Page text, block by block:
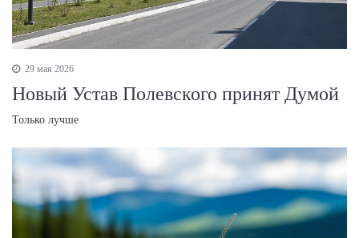
29 мая 2026
Новый Устав Полевского принят Думой
Только лучше